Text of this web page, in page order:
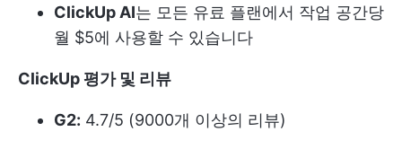
ClickUp AI는 모든 유료 플랜에서 작업 공간당
월 $5에 사용할 수 있습니다
ClickUp 평가 및 리뷰
G2: 4.7/5 (9000개 이상의 리뷰)